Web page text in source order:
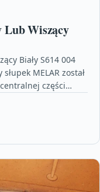
Lub Wiszący
Biały S614 004
MELAR został
części